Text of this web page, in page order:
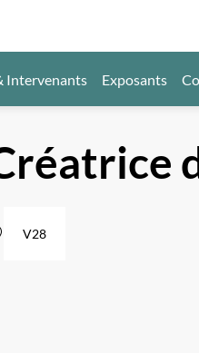
Intervenants Exposants
V28